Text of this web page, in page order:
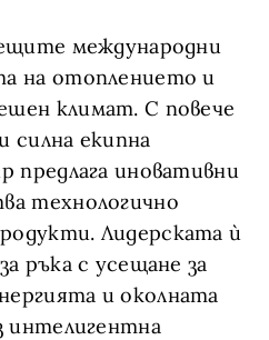
международни
на отоплението и
климат. С повече
силна екипна
предлага иновативни
технологично
Лидерската ѝ
ръка с усещане за
и околната
интелигентна